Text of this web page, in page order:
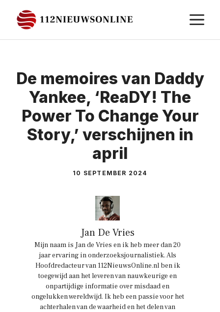
naar
de
De memoires van Daddy
Yankee, ‘ReaDY! The
Power To Change Your
Story,’ verschijnen in
april
10 SEPTEMBER 2024
Jan De Vries
Mijn naam is Jan de Vries en ik heb meer dan 20
jaar ervaring in onderzoeksjournalistiek. Als
Hoofdredacteur van 112NieuwsOnline.nl ben ik
toegewijd aan het leveren van nauwkeurige en
onpartijdige informatie over misdaad en
ongelukken wereldwijd. Ik heb een passie voor het
achterhalen van de waarheid en het delen van